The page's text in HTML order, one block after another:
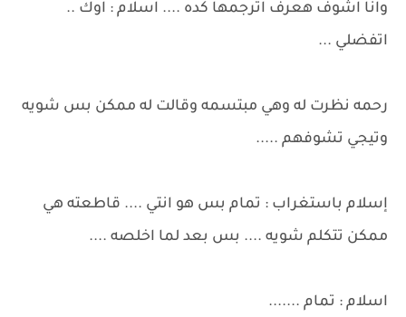
وانا اشوف هعرف اترجمها كده .... اسلام : اوك ..
اتفضلي ...
رحمه نظرت له وهي مبتسمه وقالت له ممكن بس شويه
وتيجي تشوفهم .....
إسلام باستغراب : تمام بس هو انتي .... قاطعته هي
ممكن تتكلم شويه .... بس بعد لما اخلصه ....
اسلام : تمام .......